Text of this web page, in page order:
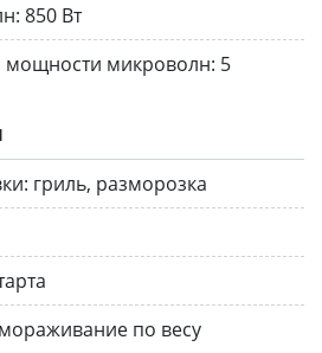
850 Вт
мощности микроволн: 5
гриль, разморозка
по весу